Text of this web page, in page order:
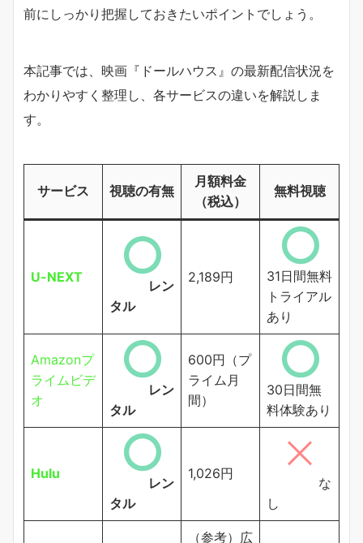
前にしっかり把握しておきたいポイントでしょう。
本記事では、映画『ドールハウス』の最新配信状況を
わかりやすく整理し、各サービスの違いを解説しま
す。
サービス 視聴の有無
月額料金
（税込）
無料視聴
U-NEXT
レン
タル
2,189円
31日間無料
トライアル
あり
Amazonプ
ライムビデ
オ
レン
タル
600円（プ
ライム月
間）
30日間無
料体験あり
Hulu
レン
タル
1,026円
な
し
（参考）広